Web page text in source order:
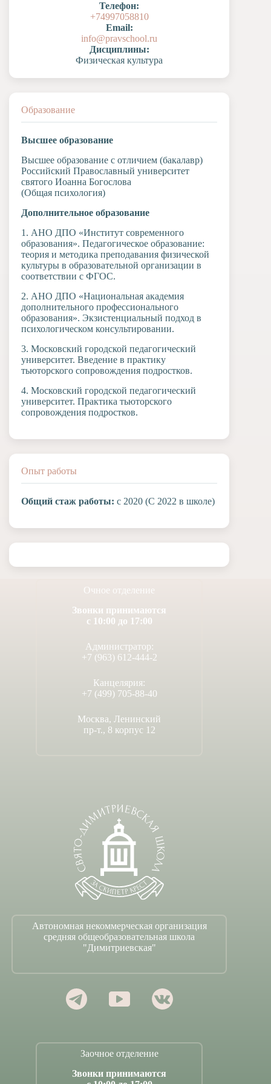
Художественная
Музыкальное
отделение
Служба
служба
Телефон:
+74997058810
Email:
info@pravschool.ru
Дисциплины:
Физическая культура
Образование
Высшее образование
Высшее образование с отличием (бакалавр)
Российский Православный университет
святого Иоанна Богослова
(Общая психология)
Дополнительное образование
1. АНО ДПО «Институт современного
образования». Педагогическое образование:
теория и методика преподавания физической
культуры в образовательной организации в
соответствии с ФГОС.
2. АНО ДПО «Национальная академия
дополнительного профессионального
образования». Экзистенциальный подход в
психологическом консультировании.
3. Московский городской педагогический
университет. Введение в практику
тьюторского сопровождения подростков.
4. Московский городской педагогический
университет. Практика тьюторского
сопровождения подростков.
Опыт работы
Общий стаж работы: с 2020 (С 2022 в школе)
Очное отделение
Звонки принимаются
с 10:00 до 17:00
Администратор:
+7 (963) 612-444-2
Канцелярия:
+7 (499) 705-88-40
Москва, Ленинский
пр-т., 8 корпус 12
Автономная некоммерческая организация
средняя общеобразовательная школа
"Димитриевская"
Заочное отделение
Звонки принимаются